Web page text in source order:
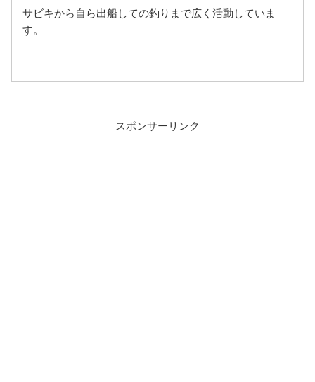
サビキから自ら出船しての釣りまで広く活動していま
す。
スポンサーリンク